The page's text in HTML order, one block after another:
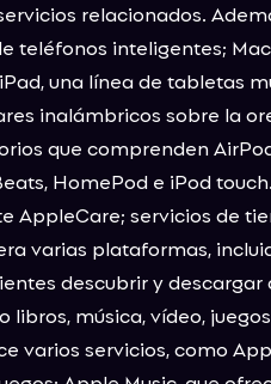
relacionados.
teléfonos inteligentes;
una línea de tabletas
inalámbricos sobre la
que comprenden
HomePod e iPod
AppleCare; servicios de
varias plataformas,
descubrir y
música, vídeo,
varios servicios, como